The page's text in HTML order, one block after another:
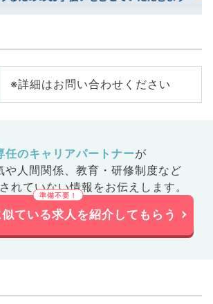
※詳細はお問い合わせください
任のキャリアパートナーが
人間関係、 教育・研修制度など
れていない情報をお伝えします。
ている求人を紹介してもらう